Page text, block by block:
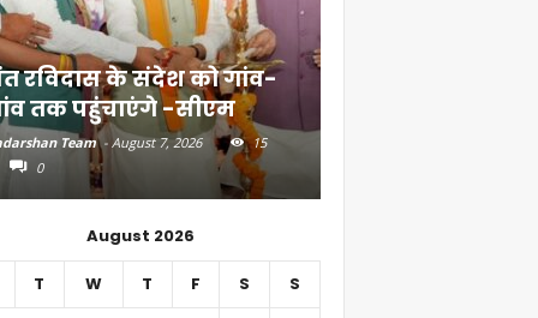
रविदास के संदेश को गांव-
तक पहुंचाएंगे -सीएम
Team - August 7, 2026
15
0
August 2026
T W T F S S